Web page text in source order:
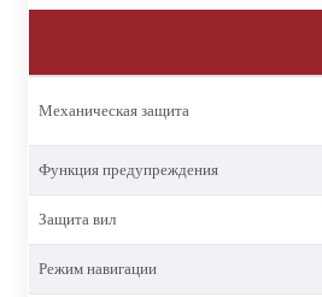
Механическая защита
Функция предупреждения
Защита вил
Режим навигации